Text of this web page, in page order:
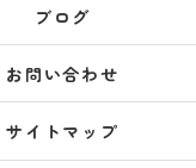
ブログ
お問い合わせ
サイトマップ